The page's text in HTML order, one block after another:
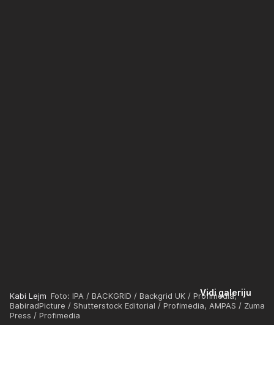
Vidi galeriju
Kabi Lejm Foto: IPA / BACKGRID / Backgrid UK / Profimedia,
BabiradPicture / Shutterstock Editorial / Profimedia, AMPAS / Zuma
Press / Profimedia